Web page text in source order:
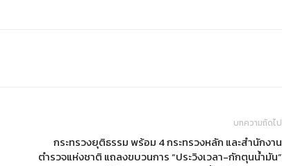
บทความถัดไป
กระทรวงยุติธรรม พร้อม 4 กระทรวงหลัก และสำนักงาน
ตำรวจแห่งชาติ แถลงขบวนการ “ประวิงเวลา-กักตุนน้ำมัน”